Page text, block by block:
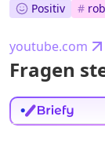
Positiv #
youtube.com
Fragen